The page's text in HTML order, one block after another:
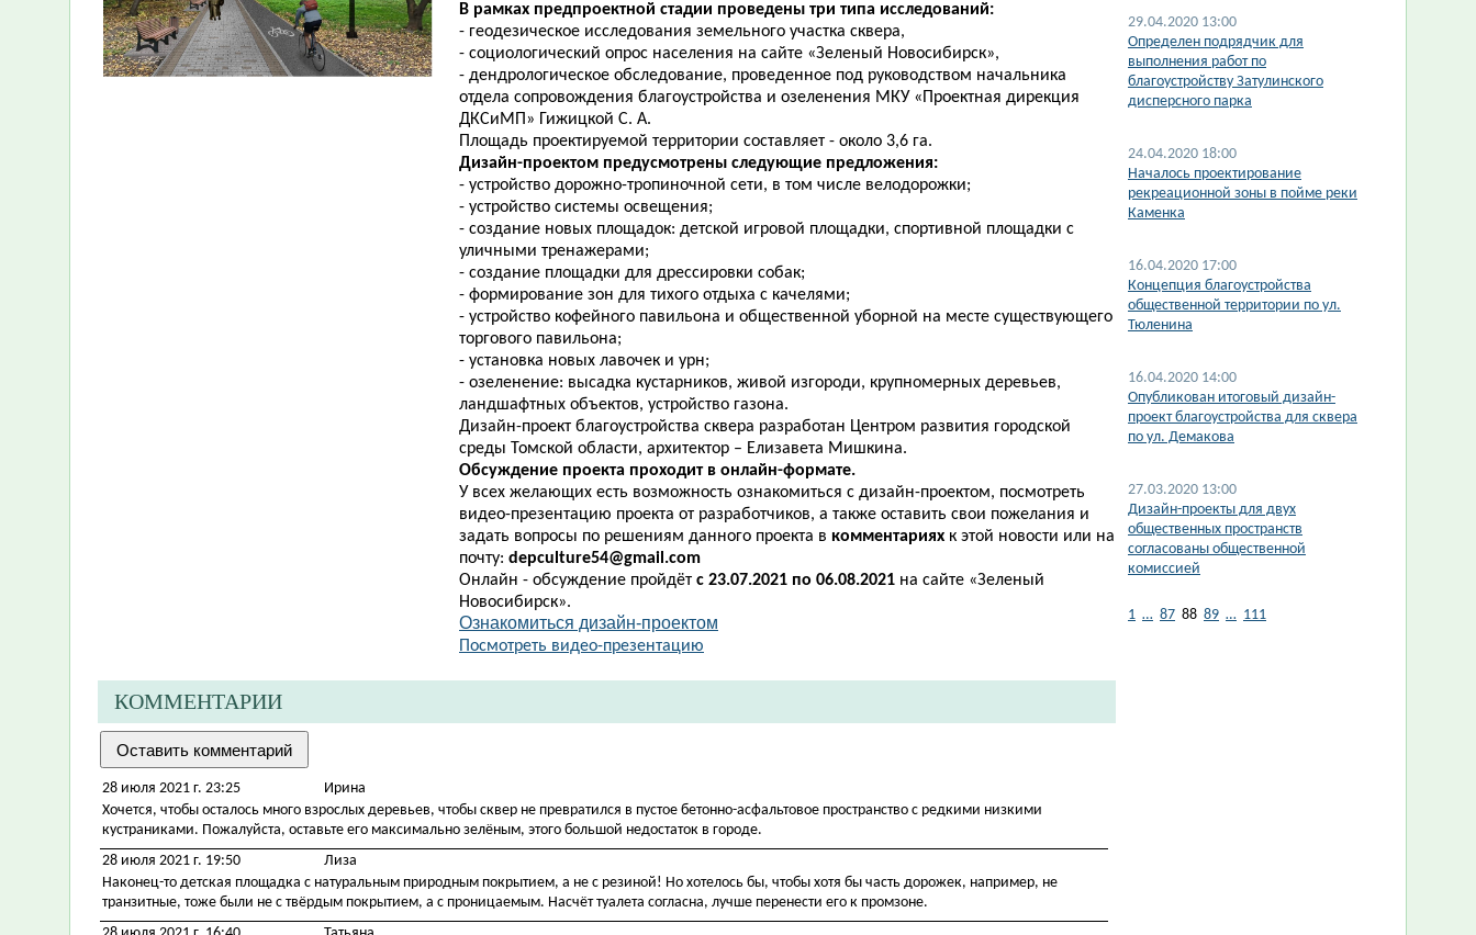
В рамках предпроектной стадии проведены три типа исследований:
- геодезическое исследования земельного участка сквера,
- социологический опрос населения на сайте «Зеленый Новосибирск»,
- дендрологическое обследование, проведенное под руководством начальника
отдела сопровождения благоустройства и озеленения МКУ «Проектная дирекция
ДКСиМП» Гижицкой С. А.
Площадь проектируемой территории составляет - около 3,6 га.
Дизайн-проектом предусмотрены следующие предложения:
- устройство дорожно-тропиночной сети, в том числе велодорожки;
- устройство системы освещения;
- создание новых площадок: детской игровой площадки, спортивной площадки с
уличными тренажерами;
- создание площадки для дрессировки собак;
- формирование зон для тихого отдыха с качелями;
- устройство кофейного павильона и общественной уборной на месте существующего
торгового павильона;
- установка новых лавочек и урн;
- озеленение: высадка кустарников, живой изгороди, крупномерных деревьев,
ландшафтных объектов, устройство газона.
Дизайн-проект благоустройства сквера разработан Центром развития городской
среды Томской области, архитектор – Елизавета Мишкина.
Обсуждение проекта проходит в онлайн-формате.
У всех желающих есть возможность ознакомиться с дизайн-проектом, посмотреть
видео-презентацию проекта от разработчиков, а также оставить свои пожелания и
задать вопросы по решениям данного проекта в комментариях к этой новости или на
почту: depculture54@gmail.com
Онлайн - обсуждение пройдёт с 23.07.2021 по 06.08.2021 на сайте «Зеленый
Новосибирск».
Ознакомиться дизайн-проектом​​
Посмотреть видео-презентацию​
КОММЕНТАРИИ
28 июля 2021 г. 23:25
Ирина
Хочется, чтобы осталось много взрослых деревьев, чтобы сквер не превратился в пустое бетонно-асфальтовое пространство с редкими низкими
кустраниками. Пожалуйста, оставьте его максимально зелёным, этого большой недостаток в городе.
28 июля 2021 г. 19:50
Лиза
Наконец-то детская площадка с натуральным природным покрытием, а не с резиной! Но хотелось бы, чтобы хотя бы часть дорожек, например, не
транзитные, тоже были не с твёрдым покрытием, а с проницаемым. Насчёт туалета согласна, лучше перенести его к промзоне.
29.04.2020 13:00
Определен подрядчик для
выполнения работ по
благоустройству Затулинского
дисперсного парка
24.04.2020 18:00
Началось проектирование
рекреационной зоны в пойме реки
Каменка
16.04.2020 17:00
Концепция благоустройства
общественной территории по ул.
Тюленина
16.04.2020 14:00
Опубликован итоговый дизайн-
проект благоустройства для сквера
по ул. Демакова
27.03.2020 13:00
Дизайн-проекты для двух
общественных пространств
согласованы общественной
комиссией
1 … 87 88 89 … 111